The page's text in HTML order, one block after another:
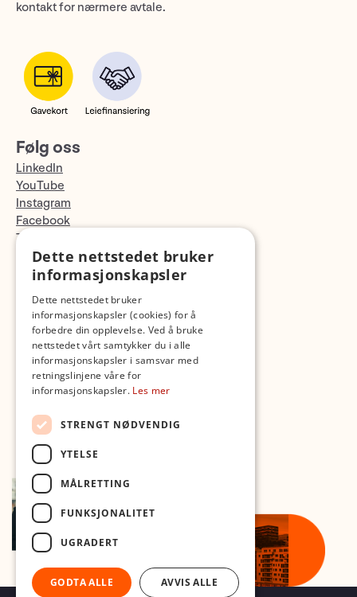
kontakt for nærmere avtale.
Følg oss
LinkedIn
YouTube
Instagram
Facebook
TikTok
Fotopodden
Dette nettstedet bruker
informasjonskapsler
Dette nettstedet bruker
informasjonskapsler (cookies) for å
forbedre din opplevelse. Ved å bruke
nettstedet vårt samtykker du i alle
informasjonskapsler i samsvar med
retningslinjene våre for
informasjonskapsler. Les mer
STRENGT NØDVENDIG
YTELSE
MÅLRETTING
FUNKSJONALITET
UGRADERT
GODTA ALLE AVVIS ALLE